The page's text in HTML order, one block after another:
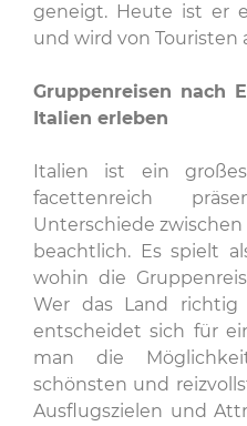
geneigt. Heute ist er
und wird von Touristen
Gruppenreisen nach
Italien erleben
Italien ist ein
facettenreich
Unterschiede
beachtlich. Es spielt
wohin die
Wer das Land
entscheidet sich für
man die
schönsten und
Ausflugszielen und